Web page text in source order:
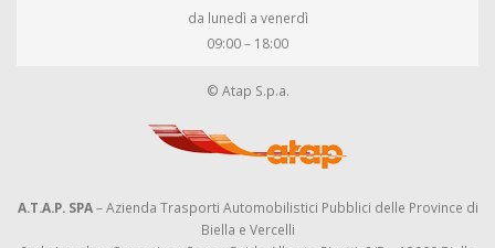
da lunedì a venerdì
09:00 – 18:00
© Atap S.p.a.
A.T.A.P. SPA– Azienda Trasporti Automobilistici Pubblici delle Province di
Biella e Vercelli